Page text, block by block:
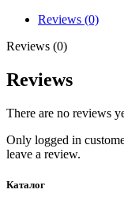
Reviews (0)
Reviews (0)
Reviews
There are no reviews
Only logged in
leave a review.
Каталог